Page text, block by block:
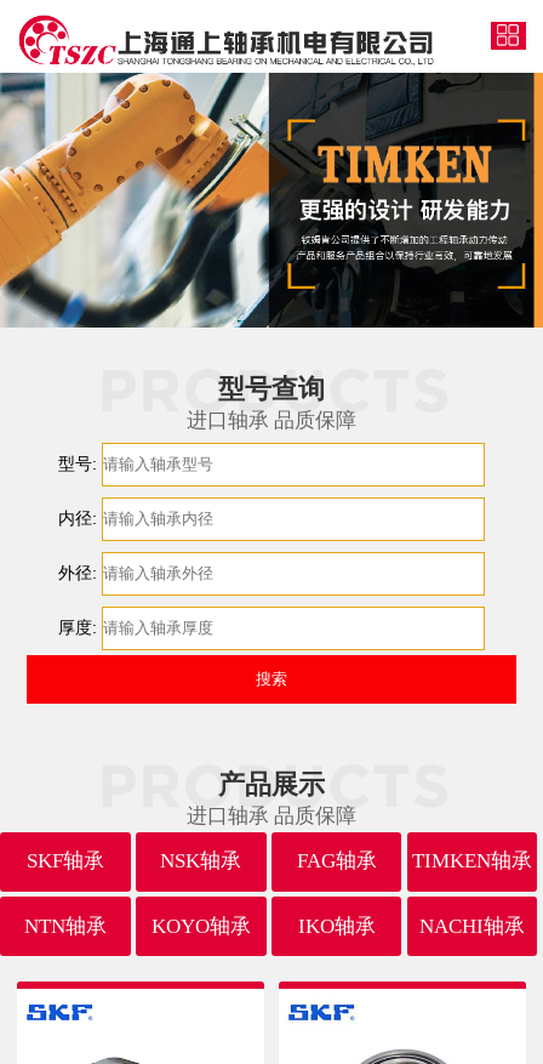
型号查询
进口轴承 品质保障
型号:
内径:
外径:
厚度:
产品展示
进口轴承 品质保障
SKF轴承
NSK轴承 FAG轴承 TIMKEN轴承
NTN轴承 KOYO轴承 IKO轴承 NACHI轴承